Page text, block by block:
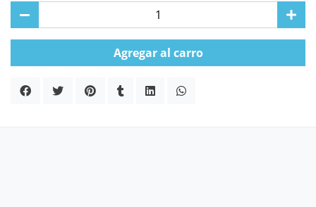
Agregar al carro